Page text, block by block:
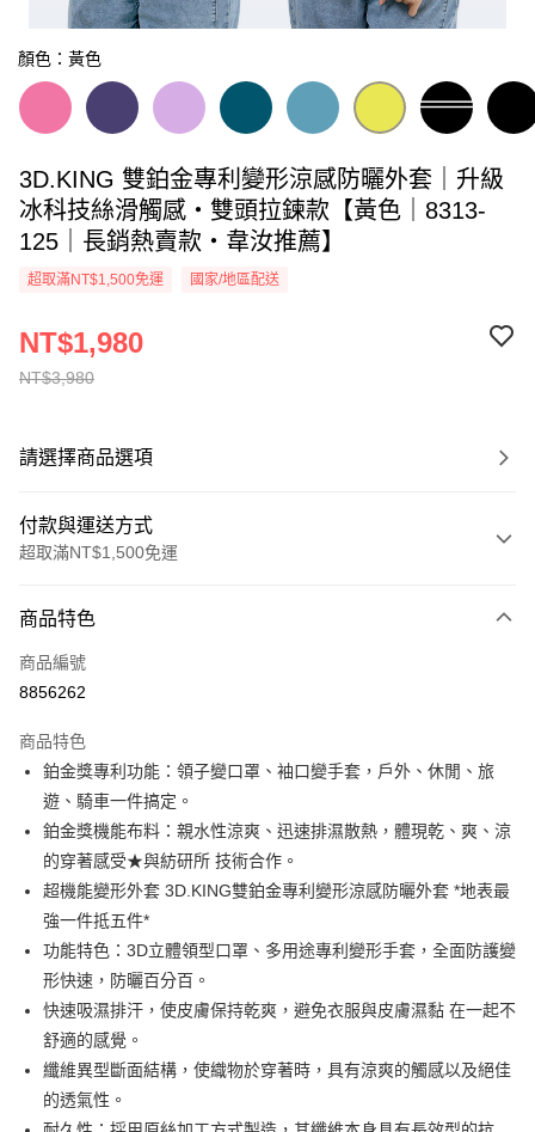
顏色：黃色
3D.KING 雙鉑金專利變形涼感防曬外套｜升級
冰科技絲滑觸感・雙頭拉鍊款【黃色｜8313-
125｜長銷熱賣款・韋汝推薦】
超取滿NT$1,500免運 國家/地區配送
NT$3,980
NT$1,980
請選擇商品選項
付款與運送方式
超取滿NT$1,500免運
信用卡一次付款
信用卡分期付款
合作金庫商業銀行
華南商業銀行
彰化商業銀行
上海商業儲蓄銀行
國泰世華商業銀行
兆豐國際商業銀行
臺灣中小企業銀行
匯豐（台灣）商業銀行
華泰商業銀行
聯邦商業銀行
遠東國際商業銀行
元大商業銀行
玉山商業銀行
星展（台灣）商業銀行
台新國際商業銀行
台灣樂天信用卡公司
超商取貨付款
LINE Pay
Apple Pay
街口支付
ATM付款
運送方式
全家取貨付款
每筆NT$65，滿NT$1,500(含以上)免運費
商品特色
商品編號
8856262
商品特色
鉑金獎專利功能：領子變口罩、袖口變手套，戶外、休閒、旅
遊、騎車一件搞定。
鉑金獎機能布料：親水性涼爽、迅速排濕散熱，體現乾、爽、涼
的穿著感受★與紡研所 技術合作。
超機能變形外套 3D.KING雙鉑金專利變形涼感防曬外套 *地表最
強一件抵五件*
功能特色：3D立體領型口罩、多用途專利變形手套，全面防護變
形快速，防曬百分百。
快速吸濕排汗，使皮膚保持乾爽，避免衣服與皮膚濕黏 在一起不
舒適的感覺。
纖維異型斷面結構，使織物於穿著時，具有涼爽的觸感以及絕佳
的透氣性。